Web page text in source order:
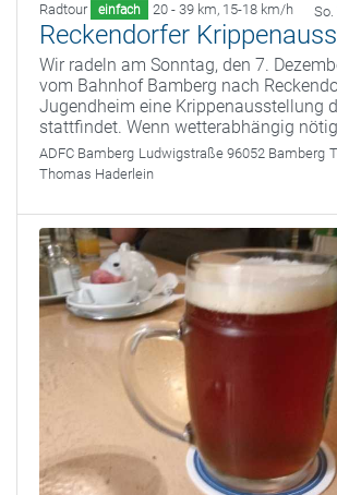
Radtour einfach 20 - 39 km, 15-18 km/h So.
Reckendorfer
Wir radeln am Sonntag, den 7.
vom Bahnhof Bamberg nach
Jugendheim eine Krippenausstellung
stattfindet. Wenn wetterabhängig
ADFC Bamberg Ludwigstraße 96052 Bamberg
Thomas Haderlein